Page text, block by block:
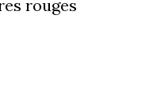
rouges